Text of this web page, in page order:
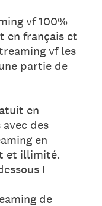
vf 100%
en français et
vf les
partie de
en
des
en
et illimité.
!
de